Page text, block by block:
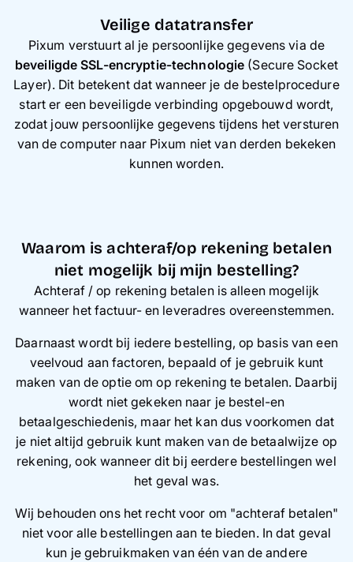
Veilige datatransfer
Pixum verstuurt al je persoonlijke gegevens via de
beveiligde SSL-encryptie-technologie (Secure Socket
Layer). Dit betekent dat wanneer je de bestelprocedure
start er een beveiligde verbinding opgebouwd wordt,
zodat jouw persoonlijke gegevens tijdens het versturen
van de computer naar Pixum niet van derden bekeken
kunnen worden.
Waarom is achteraf/op rekening betalen
niet mogelijk bij mijn bestelling?
Achteraf / op rekening betalen is alleen mogelijk
wanneer het factuur- en leveradres overeenstemmen.
Daarnaast wordt bij iedere bestelling, op basis van een
veelvoud aan factoren, bepaald of je gebruik kunt
maken van de optie om op rekening te betalen. Daarbij
wordt niet gekeken naar je bestel-en
betaalgeschiedenis, maar het kan dus voorkomen dat
je niet altijd gebruik kunt maken van de betaalwijze op
rekening, ook wanneer dit bij eerdere bestellingen wel
het geval was.
Wij behouden ons het recht voor om "achteraf betalen"
niet voor alle bestellingen aan te bieden. In dat geval
kun je gebruikmaken van één van de andere